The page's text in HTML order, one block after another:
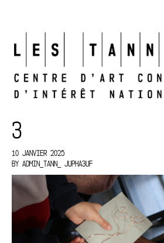
3
10 JANVIER 2025
BY ADMIN_TANN_ JUPHA3UF